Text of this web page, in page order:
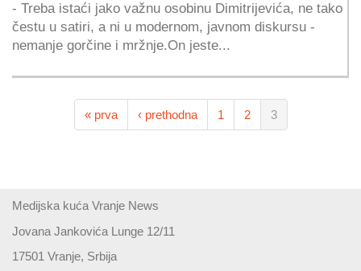
- Treba istaći jako važnu osobinu Dimitrijevića, ne tako
čestu u satiri, a ni u modernom, javnom diskursu -
nemanje gorčine i mržnje.On jeste...
« prva ‹ prethodna 1 2 3
Medijska kuća Vranje News
Jovana Jankovića Lunge 12/11
17501 Vranje, Srbija